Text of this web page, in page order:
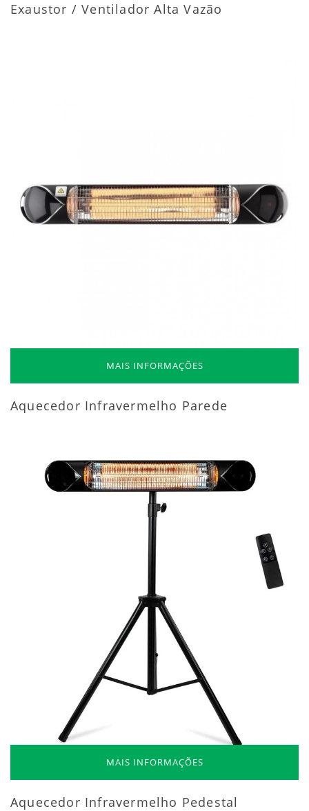
Exaustor / Ventilador Alta Vazão
MAIS INFORMAÇÕES
Aquecedor Infravermelho Parede
MAIS INFORMAÇÕES
Aquecedor Infravermelho Pedestal